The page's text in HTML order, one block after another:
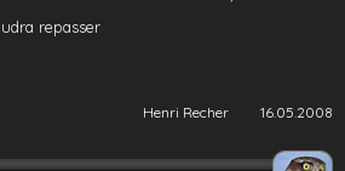
repasser
Henri Recher 16.05.2008